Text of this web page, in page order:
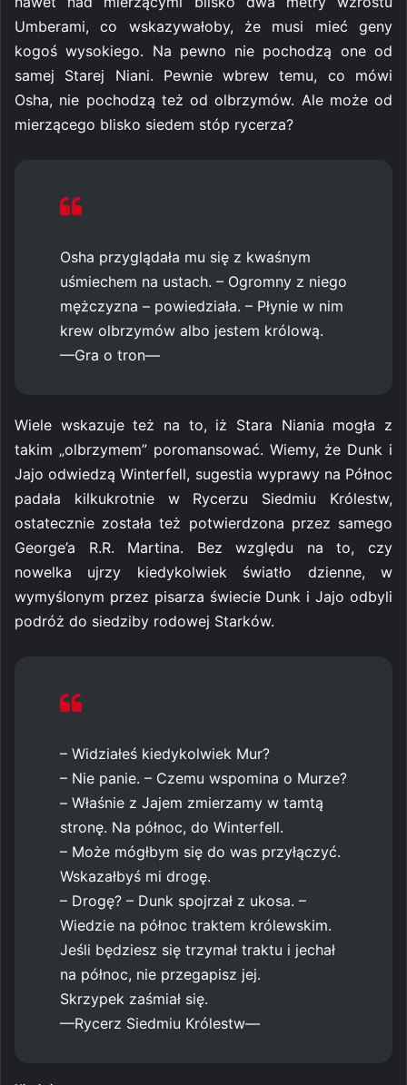
Umberami, co wskazywałoby, że musi mieć geny
kogoś wysokiego. Na pewno nie pochodzą one od
samej Starej Niani. Pewnie wbrew temu, co mówi
Osha, nie pochodzą też od olbrzymów. Ale może od
mierzącego blisko siedem stóp rycerza?
Osha przyglądała mu się z kwaśnym
uśmiechem na ustach. – Ogromny z niego
mężczyzna – powiedziała. – Płynie w nim
krew olbrzymów albo jestem królową.
—Gra o tron—
Wiele wskazuje też na to, iż Stara Niania mogła z
takim „olbrzymem” poromansować. Wiemy, że Dunk i
Jajo odwiedzą Winterfell, sugestia wyprawy na Północ
padała kilkukrotnie w Rycerzu Siedmiu Królestw,
ostatecznie została też potwierdzona przez samego
George’a R.R. Martina. Bez względu na to, czy
nowelka ujrzy kiedykolwiek światło dzienne, w
wymyślonym przez pisarza świecie Dunk i Jajo odbyli
podróż do siedziby rodowej Starków.
– Widziałeś kiedykolwiek Mur?
– Nie panie. – Czemu wspomina o Murze?
– Właśnie z Jajem zmierzamy w tamtą
stronę. Na północ, do Winterfell.
– Może mógłbym się do was przyłączyć.
Wskazałbyś mi drogę.
– Drogę? – Dunk spojrzał z ukosa. –
Wiedzie na północ traktem królewskim.
Jeśli będziesz się trzymał traktu i jechał
na północ, nie przegapisz jej.
Skrzypek zaśmiał się.
—Rycerz Siedmiu Królestw—